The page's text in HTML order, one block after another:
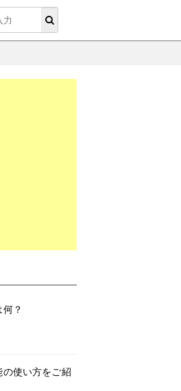
？
使い方をご紹